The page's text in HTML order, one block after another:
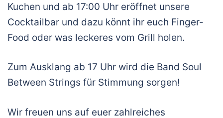
Kuchen und ab 17:00 Uhr eröffnet unsere
Cocktailbar und dazu könnt ihr euch Finger-
Food oder was leckeres vom Grill holen.
Zum Ausklang ab 17 Uhr wird die Band Soul
Between Strings für Stimmung sorgen!
Wir freuen uns auf euer zahlreiches